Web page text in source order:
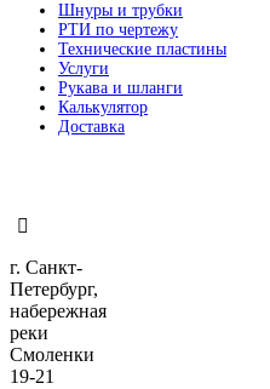
Шнуры и трубки
РТИ по чертежу
Технические пластины
Услуги
Рукава и шланги
Калькулятор
Доставка
г. Санкт-
Петербург,
набережная
реки
Смоленки
19-21